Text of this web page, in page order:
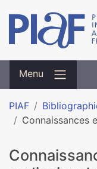
Menu
PIAF
Connaissances